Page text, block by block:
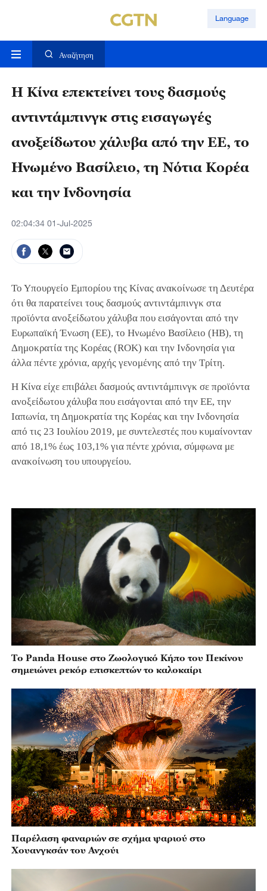
Language
Αναζήτηση
Η Κίνα επεκτείνει τους δασμούς
αντιντάμπινγκ στις εισαγωγές
ανοξείδωτου χάλυβα από την ΕΕ, το
Ηνωμένο Βασίλειο, τη Νότια Κορέα
και την Ινδονησία
02:04:34 01-Jul-2025
Το Υπουργείο Εμπορίου της Κίνας ανακοίνωσε τη Δευτέρα
ότι θα παρατείνει τους δασμούς αντιντάμπινγκ στα
προϊόντα ανοξείδωτου χάλυβα που εισάγονται από την
Ευρωπαϊκή Ένωση (ΕΕ), το Ηνωμένο Βασίλειο (ΗΒ), τη
Δημοκρατία της Κορέας (ROK) και την Ινδονησία για
άλλα πέντε χρόνια, αρχής γενομένης από την Τρίτη.
Η Κίνα είχε επιβάλει δασμούς αντιντάμπινγκ σε προϊόντα
ανοξείδωτου χάλυβα που εισάγονται από την ΕΕ, την
Ιαπωνία, τη Δημοκρατία της Κορέας και την Ινδονησία
από τις 23 Ιουλίου 2019, με συντελεστές που κυμαίνονταν
από 18,1% έως 103,1% για πέντε χρόνια, σύμφωνα με
ανακοίνωση του υπουργείου.
Το Panda House στο Ζωολογικό Κήπο του Πεκίνου
σημειώνει ρεκόρ επισκεπτών το καλοκαίρι
Παρέλαση φαναριών σε σχήμα ψαριού στο
Χουανγκσάν του Ανχούι